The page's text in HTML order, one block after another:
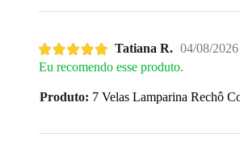
Tatiana R. 04/08/2026
Eu recomendo esse produto.
Produto: 7 Velas Lamparina Rechô